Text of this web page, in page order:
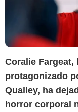
Coralie
protagonizado
Qualley, ha
horror corporal